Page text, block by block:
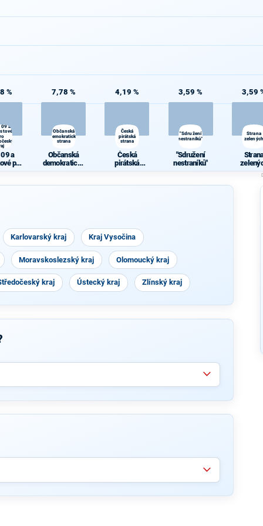
%
09 a
a
pro
7,78 %
Občanská
demokratická
strana
Občanská
demokratická
4,19 %
Česká
pirátská
strana
Česká
pirátská
3,59 %
"Sdružení
nestraníků"
"Sdružení
nestraníků"
3,59
Strana
zelených
Karlovarský kraj Kraj Vysočina
Moravskoslezský kraj Olomoucký kraj
kraj Ústecký kraj Zlínský kraj